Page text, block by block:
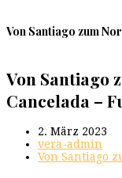
Von Santiago zum
Von Santiago
Cancelada –
2. März 2023
vera-admin
Von Santiago